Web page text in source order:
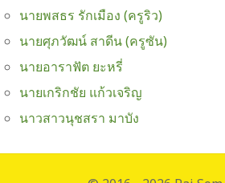
นายพสธร รักเมือง (ครูริว)
นายศุภวัฒน์ สาดีน (ครูซัน)
นายอาราฟัต ยะหรี่
นายเกริกชัย แก้วเจริญ
นาวสาวนุชสรา มาบัง